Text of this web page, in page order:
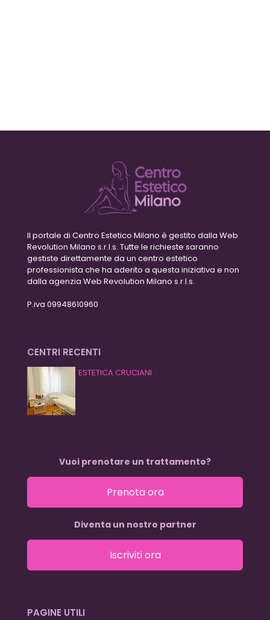
Il portale di Centro Estetico Milano è gestito dalla Web
Revolution Milano s.r.l.s. Tutte le richieste saranno
gestiste direttamente da un centro estetico
professionista che ha aderito a questa iniziativa e non
dalla agenzia Web Revolution Milano s.r.l.s.
P.iva 09948610960
CENTRI RECENTI
ESTETICA CRUCIANI
Vuoi prenotare un trattamento?
Prenota ora
Diventa un nostro partner
Iscriviti ora
PAGINE UTILI